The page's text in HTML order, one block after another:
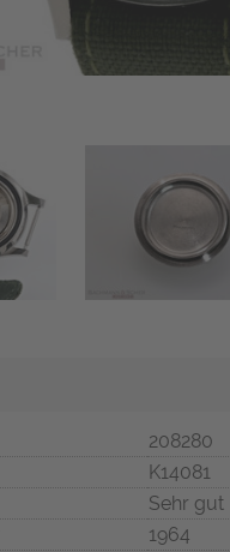
208280
K14081
Sehr gut
1964